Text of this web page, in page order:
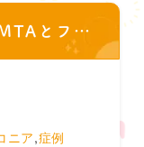
メタルの下に大きな虫歯！MTAとフルジルコニアで修復
ニア,症例